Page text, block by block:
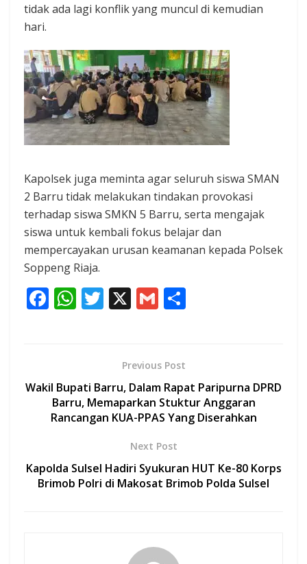
tidak ada lagi konflik yang muncul di kemudian
hari.
Kapolsek juga meminta agar seluruh siswa SMAN
2 Barru tidak melakukan tindakan provokasi
terhadap siswa SMKN 5 Barru, serta mengajak
siswa untuk kembali fokus belajar dan
mempercayakan urusan keamanan kepada Polsek
Soppeng Riaja.
F
o
o
k
W
A
p
p
T
er
X G
l
Previous Post
Wakil Bupati Barru, Dalam Rapat Paripurna DPRD
Barru, Memaparkan Stuktur Anggaran
Rancangan KUA-PPAS Yang Diserahkan
Next Post
Kapolda Sulsel Hadiri Syukuran HUT Ke-80 Korps
Brimob Polri di Makosat Brimob Polda Sulsel